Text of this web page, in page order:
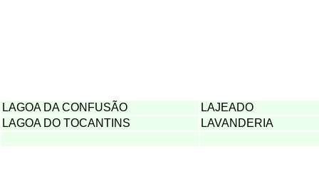
LAGOA DA CONFUSÃO
LAJEADO
LAGOA DO TOCANTINS
LAVANDERIA